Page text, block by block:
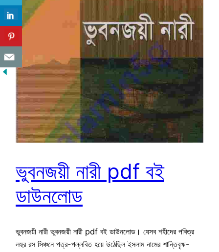
ভুবনজয়ী নারী pdf বই
ডাউনলোড
ভুবনজয়ী নারী ভুবনজয়ী নারী pdf বই ডাউনলোড। যেসব শহীদের পবিত্র
লহুর রস সিঞ্চনে পত্র-পল্লবিত হয়ে উঠেছিল ইসলাম নামের শান্তিবৃক্ষ-